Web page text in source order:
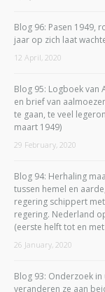
Blog 96: Pasen 1949,
jaar op zich laat
12 April, 2020
Blog 95: Logboek van
en brief van
te gaan, te veel
maart 1949)
29 February, 2020
Blog 94: Herhaling
tussen hemel en
regering schippert
regering. Nederland
(eerste helft tot en
26 January, 2020
Blog 93: Onderzoek in
veranderen ze aan